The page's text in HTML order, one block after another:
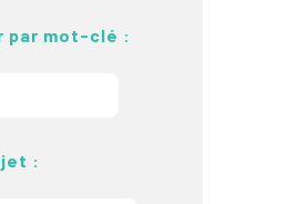
par mot-clé :
: